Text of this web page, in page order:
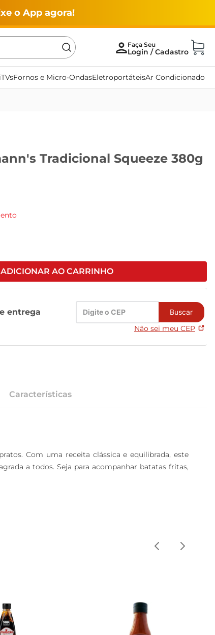
o App agora!
TVsFornos e Micro-OndasEletroportáteisAr Condicionado
Tradicional Squeeze 380g
ADICIONAR AO CARRINHO
entrega Buscar
Não sei meu CEP
Características
Com uma receita clássica e equilibrada, este
a todos. Seja para acompanhar batatas fritas,